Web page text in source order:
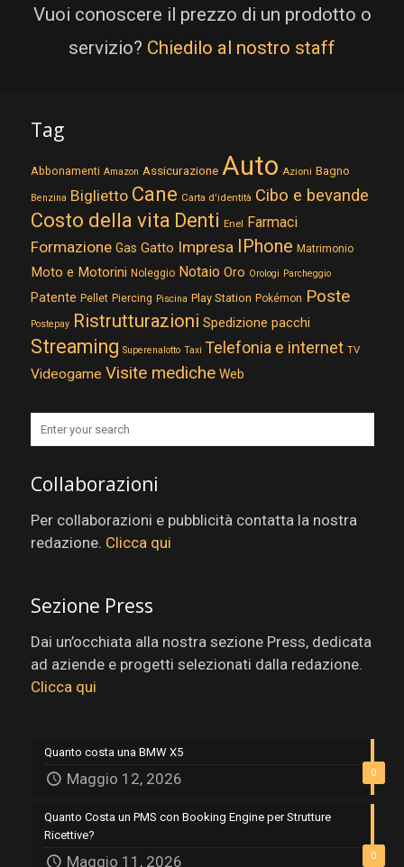
Vuoi conoscere il prezzo di un prodotto o
servizio? Chiedilo al nostro staff
Tag
Abbonamenti Amazon Assicurazione Auto Azioni Bagno
Benzina Biglietto Cane Carta d'identità Cibo e bevande
Costo della vita Denti Enel Farmaci
Formazione Gas Gatto Impresa IPhone Matrimonio
Moto e Motorini Noleggio Notaio Oro Orologi Parcheggio
Patente Pellet Piercing Piscina Play Station Pokémon Poste
Postepay Ristrutturazioni Spedizione pacchi
Streaming Superenalotto Taxi Telefonia e internet TV
Videogame Visite mediche Web
Collaborazioni
Per collaborazioni e pubblicità contatta la nostra
redazione. Clicca qui
Sezione Press
Dai un’occhiata alla nostra sezione Press, dedicata
ad aziende e progetti selezionati dalla redazione.
Clicca qui
0
Quanto costa una BMW X5
Maggio 12, 2026
0
Quanto Costa un PMS con Booking Engine per Strutture
Ricettive?
Maggio 11, 2026